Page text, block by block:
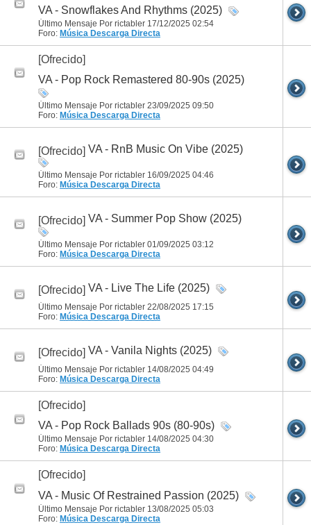
VA - Snowflakes And Rhythms (2025)
Último Mensaje Por rictabler 17/12/2025 02:54
Foro: Música Descarga Directa
[Ofrecido]
VA - Pop Rock Remastered 80-90s (2025)
Último Mensaje Por rictabler 23/09/2025 09:50
Foro: Música Descarga Directa
[Ofrecido] VA - RnB Music On Vibe (2025)
Último Mensaje Por rictabler 16/09/2025 04:46
Foro: Música Descarga Directa
[Ofrecido] VA - Summer Pop Show (2025)
Último Mensaje Por rictabler 01/09/2025 03:12
Foro: Música Descarga Directa
[Ofrecido] VA - Live The Life (2025)
Último Mensaje Por rictabler 22/08/2025 17:15
Foro: Música Descarga Directa
[Ofrecido] VA - Vanila Nights (2025)
Último Mensaje Por rictabler 14/08/2025 04:49
Foro: Música Descarga Directa
[Ofrecido]
VA - Pop Rock Ballads 90s (80-90s)
Último Mensaje Por rictabler 14/08/2025 04:30
Foro: Música Descarga Directa
[Ofrecido]
VA - Music Of Restrained Passion (2025)
Último Mensaje Por rictabler 13/08/2025 05:03
Foro: Música Descarga Directa